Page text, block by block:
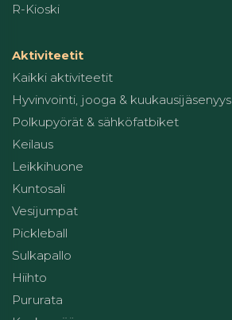
R-Kioski
Aktiviteetit
Kaikki aktiviteetit
Hyvinvointi, jooga & kuukausijäsenyys
Polkupyörät & sähköfatbiket
Keilaus
Leikkihuone
Kuntosali
Vesijumpat
Pickleball
Sulkapallo
Hiihto
Pururata